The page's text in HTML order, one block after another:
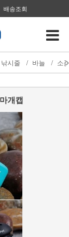
배송조회
낚시줄 / 바늘 / 소
개캡